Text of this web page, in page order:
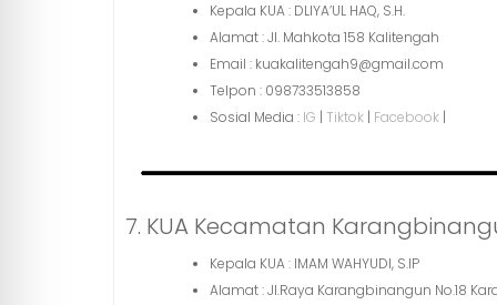
Kepala KUA : DLIYA’UL HAQ, S.H.
Alamat : Jl. Mahkota 158 Kalitengah
Email : kuakalitengah9@gmail.com
Telpon : 098733513858
Sosial Media : IG | Tiktok | Facebook |
7. KUA Kecamatan
Kepala KUA : IMAM WAHYUDI, S.IP
Alamat : Jl.Raya Karangbinangun No.18